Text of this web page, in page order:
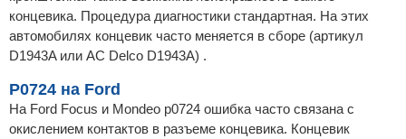
концевика. Процедура диагностики стандартная. На этих
автомобилях концевик часто меняется в сборе (артикул
D1943A или AC Delco D1943A) .
P0724 на Ford
На Ford Focus и Mondeo p0724 ошибка часто связана с
окислением контактов в разъеме концевика. Концевик